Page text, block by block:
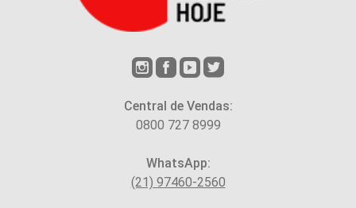
Central de Vendas:
0800 727 8999
WhatsApp:
(21) 97460-2560